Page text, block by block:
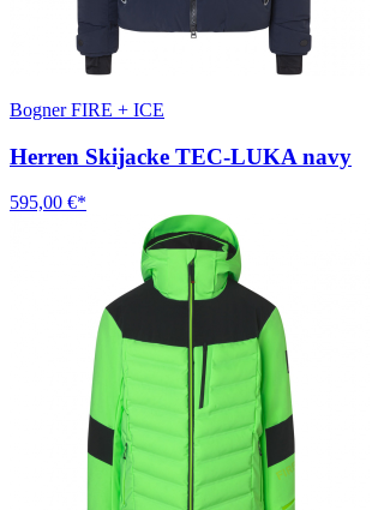
Bogner FIRE + ICE
Herren Skijacke TEC-LUKA navy
595,00 €*